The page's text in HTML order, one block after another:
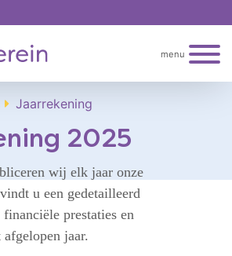
menu
Jaarrekening
2025
wij elk jaar onze
u een gedetailleerd
prestaties en
jaar.